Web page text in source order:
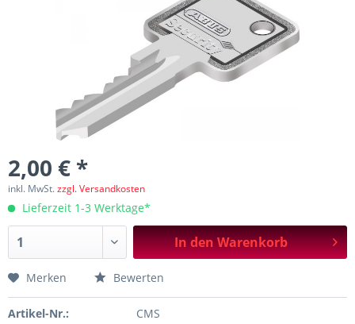
2,00 € *
inkl. MwSt.zzgl. Versandkosten
Lieferzeit 1-3 Werktage*
In denWarenkorb
Merken Bewerten
Artikel-Nr.: CMS